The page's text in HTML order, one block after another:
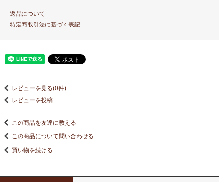
返品について
特定商取引法に基づく表記
レビューを見る(0件)
レビューを投稿
この商品を友達に教える
この商品について問い合わせる
買い物を続ける